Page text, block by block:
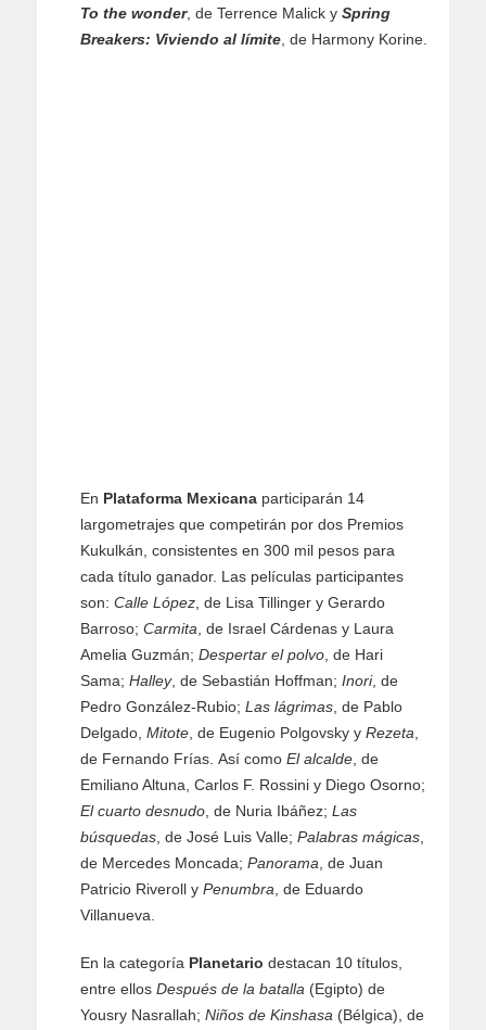
To the wonder, de Terrence Malick y Spring
Breakers: Viviendo al límite , de Harmony Korine.
En Plataforma Mexicana participarán 14
largometrajes que competirán por dos Premios
Kukulkán, consistentes en 300 mil pesos para
cada título ganador. Las películas participantes
son: Calle López , de Lisa Tillinger y Gerardo
Barroso; Carmita , de Israel Cárdenas y Laura
Amelia Guzmán; Despertar el polvo , de Hari
Sama; Halley, de Sebastián Hoffman; Inori, de
Pedro González-Rubio; Las lágrimas , de Pablo
Delgado, Mitote , de Eugenio Polgovsky y Rezeta
de Fernando Frías. Así como El alcalde , de
Emiliano Altuna, Carlos F. Rossini y Diego Osorno;
El cuarto desnudo , de Nuria Ibáñez; Las
búsquedas , de José Luis Valle; Palabras mágicas
de Mercedes Moncada; Panorama , de Juan
Patricio Riveroll y Penumbra , de Eduardo
Villanueva.
En la categoría Planetario destacan 10 títulos,
entre ellos Después de la batalla (Egipto) de
Yousry Nasrallah; Niños de Kinshasa (Bélgica), de